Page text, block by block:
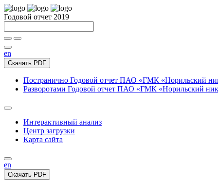
Годовой отчет 2019
en
Скачать PDF
Постранично Годовой отчет ПАО «ГМК «Норильский
Разворотами Годовой отчет ПАО «ГМК «Норильский
Интерактивный анализ
Центр загрузки
Карта сайта
en
Скачать PDF